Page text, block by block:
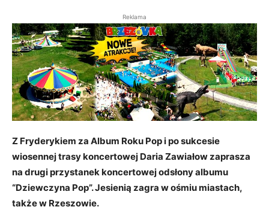
Reklama
Z Fryderykiem za Album Roku Pop i po sukcesie
wiosennej trasy koncertowej Daria Zawiałow zaprasza
na drugi przystanek koncertowej odsłony albumu
“Dziewczyna Pop”. Jesienią zagra w ośmiu miastach,
także w Rzeszowie.